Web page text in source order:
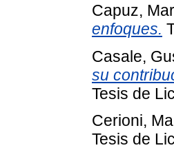
Capuz,
enfoques.
Casale,
su
Tesis de
Cerioni,
Tesis de